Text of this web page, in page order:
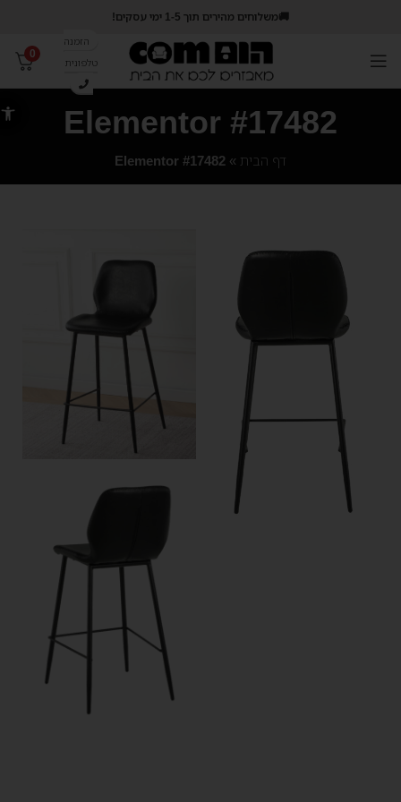
פתח
🚚משלוחים מהירים תוך 1-5 ימי עסקים!
הזמנה
טלפונית
0
Elementor #17482
דף הבית »
Elementor #17482